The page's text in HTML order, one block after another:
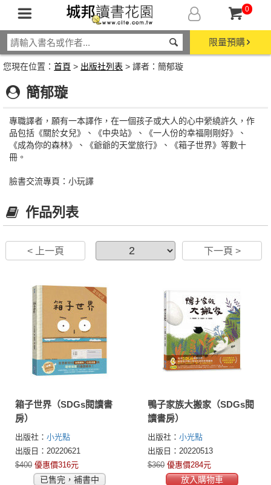
0
限量預購
您現在位置： 首頁 > 出版社列表 > 譯者：簡郁璇
簡郁璇
專職譯者，願有一本譯作，在一個孩子或大人的心中縈繞許久，作
品包括《關於女兒》、《中央站》、《一人份的幸福剛剛好》、
《成為你的森林》、《爺爺的天堂旅行》、《箱子世界》等數十
冊。
臉書交流專頁：小玩譯
作品列表
< 上一頁 下一頁 >
箱子世界（SDGs閱讀書
房）
出版社： 小光點
出版日：20220621
$400 優惠價316元
已售完，補書中
鴨子家族大搬家（SDGs閱
讀書房）
出版社： 小光點
出版日：20220513
$360 優惠價284元
放入購物車